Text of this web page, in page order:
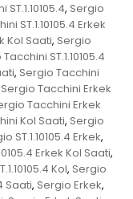
, Sergio
ST.1.10105.4 Erkek
Kol Saati, Sergio
ST.1.10105.4
, Sergio Tacchini
Sergio Tacchini Erkek
Tacchini Erkek
Kol Saati, Sergio
ST.1.10105.4 Erkek,
Erkek Kol Saati,
Kol, Sergio
Saati, Sergio Erkek,